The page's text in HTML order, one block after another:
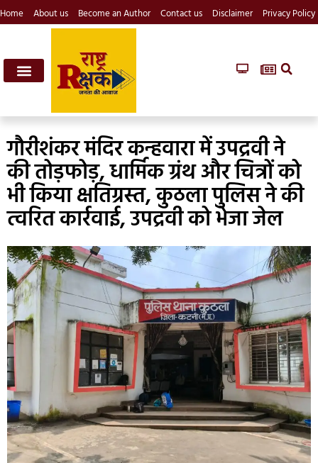
Home About us Become an Author Contact us Disclaimer Privacy Policy
गौरीशंकर मंदिर कन्हवारा में उपद्रवी ने
की तोड़फोड़, धार्मिक ग्रंथ और चित्रों को
भी किया क्षतिग्रस्त, कुठला पुलिस ने की
त्वरित कार्रवाई, उपद्रवी को भेजा जेल